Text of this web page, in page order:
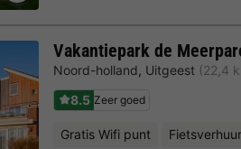
Vakantiepark de
Noord-holland, Uitgeest (22,4
8.5 Zeer goed
Gratis Wifi punt Fietsverhuur